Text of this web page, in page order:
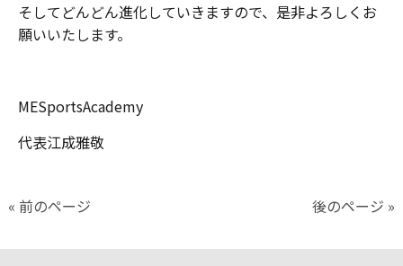
そしてどんどん進化していきますので、是非よろしくお
願いいたします。
MESportsAcademy
代表江成雅敬
« 前のページ 後のページ »